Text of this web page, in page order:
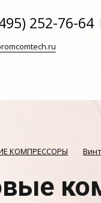
252-76-64
КОМПРЕССОРЫ